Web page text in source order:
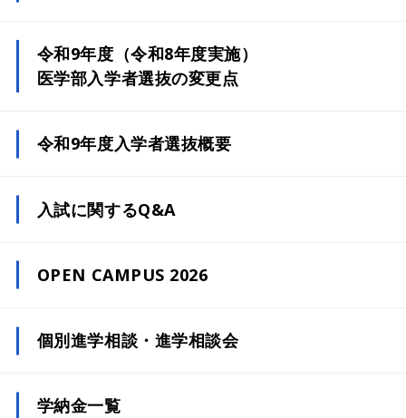
令和9年度（令和8年度実施）
医学部入学者選抜の変更点
令和9年度入学者選抜概要
総合型選抜
学校推薦型選抜（指定校制（埼玉県地域枠））
学校推薦型選抜
入試に関するQ&A
OPEN CAMPUS 2026
個別進学相談・進学相談会
学納金一覧